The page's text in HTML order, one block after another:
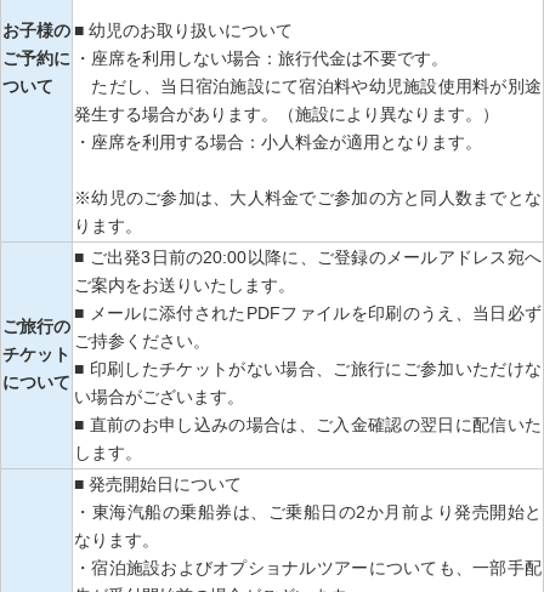
お子様の
ご予約に
ついて
■ 幼児のお取り扱いについて
・座席を利用しない場合：旅行代金は不要です。
ただし、当日宿泊施設にて宿泊料や幼児施設使用料が別途
発生する場合があります。（施設により異なります。）
・座席を利用する場合：小人料金が適用となります。
※幼児のご参加は、大人料金でご参加の方と同人数までとな
ります。
ご旅行の
チケット
について
■ ご出発3日前の20:00以降に、ご登録のメールアドレス宛へ
ご案内をお送りいたします。
■ メールに添付されたPDFファイルを印刷のうえ、当日必ず
ご持参ください。
■ 印刷したチケットがない場合、ご旅行にご参加いただけな
い場合がございます。
■ 直前のお申し込みの場合は、ご入金確認の翌日に配信いた
します。
■ 発売開始日について
・東海汽船の乗船券は、ご乗船日の2か月前より発売開始と
なります。
・宿泊施設およびオプショナルツアーについても、一部手配